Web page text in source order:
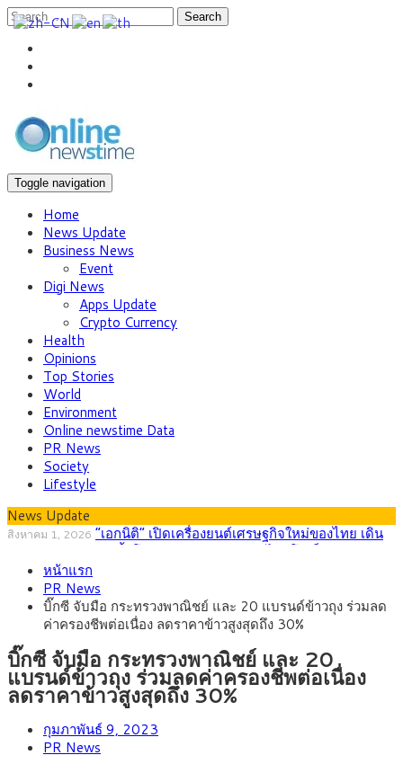
Search
Toggle navigation
Home
News Update
Business News
Event
Digi News
Apps Update
Crypto Currency
Health
Opinions
Top Stories
World
Environment
Online newstime Data
PR News
Society
Lifestyle
News Update
กรกฎาคม 27, 2026 ภัยเงียบใกล้ตัวเด็ก LSD “แสตมป์เมา” ยาเสพติด
จากเยอรมนี
2569) ซื้อขายในกรอบ 33.40-34.00 มองเฟดคงดอกเบี้ย
สิงหาคม 5, 2026
หน้ารถไฟฟ้าสงขลา โมโนเรล 12.54 กม. เชื่อมเมืองหาดใหญ่
สิงหาคม 4, 2026 สธ.ชี้ รพ.รัฐแบกรับผู้ป่วยบัตรทอง 87% แต่ได้งบราย
หัวเพียง 2,618 บาท เสนอทบทวนจัดสรรงบให้สอดคล้องภาระงาน
สิงหาคม 3, 2026 กรุงศรี คาดเงินบาทสัปดาห์นี้ซื้อขายในกรอบ
33.00-33.60 ติดตามข้อมูลจ้างงานสหรัฐฯ
สิงหาคม 1, 2026 “เอกนิติ” เปิดเครื่องยนต์เศรษฐกิจใหม่ของไทย เดิน
หน้า 5 ยุทธศาสตร์ รื้อโครงสร้างเศรษฐกิจ ดันไทยโตเต็มศักยภาพ
หน้าแรก
PR News
บิ๊กซี จับมือ กระทรวงพาณิชย์ และ 20 แบรนด์ข้าวถุง ร่วมลด
ค่าครองชีพต่อเนื่อง ลดราคาข้าวสูงสุดถึง 30%
บิ๊กซี จับมือ กระทรวงพาณิชย์ และ 20
แบรนด์ข้าวถุง ร่วมลดค่าครองชีพต่อเนื่อง
ลดราคาข้าวสูงสุดถึง 30%
กุมภาพันธ์ 9, 2023
PR News